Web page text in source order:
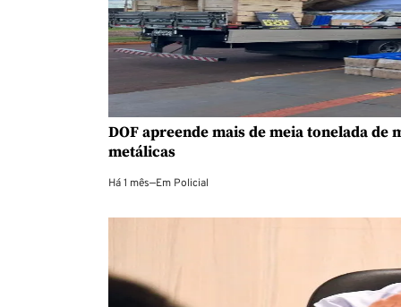
DOF apreende mais de meia tonelada
metálicas
Há 1 mês—Em Policial